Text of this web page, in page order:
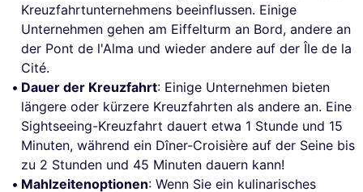
Kreuzfahrtunternehmens beeinflussen. Einige
Unternehmen gehen am Eiffelturm an Bord, andere an
der Pont de l'Alma und wieder andere auf der Île de la
Cité.
Dauer der Kreuzfahrt: Einige Unternehmen bieten
längere oder kürzere Kreuzfahrten als andere an. Eine
Sightseeing-Kreuzfahrt dauert etwa 1 Stunde und 15
Minuten, während ein Dîner-Croisière auf der Seine bis
zu 2 Stunden und 45 Minuten dauern kann!
Mahlzeitenoptionen: Wenn Sie ein kulinarisches